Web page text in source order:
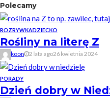
Polecamy
ROZRYWKADZIECKO
Rośliny na literę Z
koon 2 lata ago26 kwietnia 2024
PORADY
Dzień dobry w